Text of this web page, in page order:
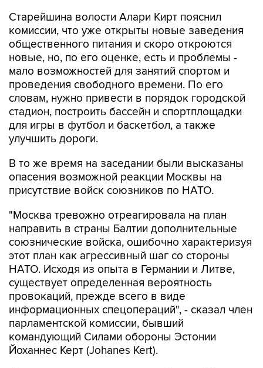
Старейшина волости Алари Кирт пояснил
комиссии, что уже открыты новые заведения
общественного питания и скоро откроются
новые, но, по его оценке, есть и проблемы -
мало возможностей для занятий спортом и
проведения свободного времени. По его
словам, нужно привести в порядок городской
стадион, построить бассейн и спортплощадки
для игры в футбол и баскетбол, а также
улучшить дороги.
В то же время на заседании были высказаны
опасения возможной реакции Москвы на
присутствие войск союзников по НАТО.
"Москва тревожно отреагировала на план
направить в страны Балтии дополнительные
союзнические войска, ошибочно характеризуя
этот план как агрессивный шаг со стороны
НАТО. Исходя из опыта в Германии и Литве,
существует определенная вероятность
провокаций, прежде всего в виде
информационных спецопераций", - сказал член
парламентской комиссии, бывший
командующий Силами обороны Эстонии
Йоханнес Керт (Johanes Kert).